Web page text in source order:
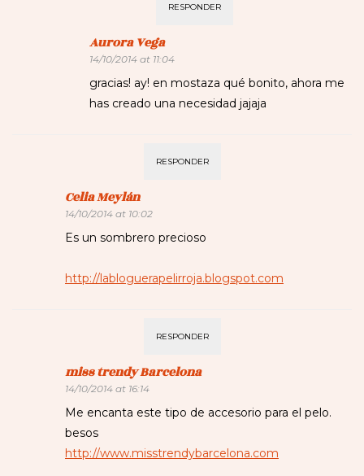
RESPONDER
Aurora Vega
14/10/2014 at 11:04
gracias! ay! en mostaza qué bonito, ahora me
has creado una necesidad jajaja
RESPONDER
Celia Meylán
14/10/2014 at 10:02
Es un sombrero precioso
http://labloguerapelirroja.blogspot.com
RESPONDER
miss trendy Barcelona
14/10/2014 at 16:14
Me encanta este tipo de accesorio para el pelo.
besos
http://www.misstrendybarcelona.com